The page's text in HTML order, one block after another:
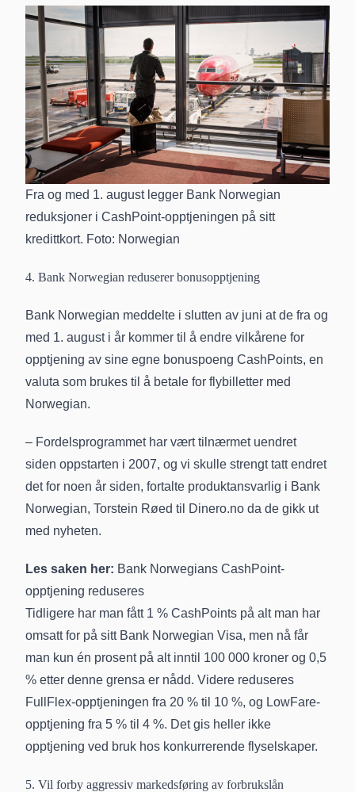
Fra og med 1. august legger Bank Norwegian
reduksjoner i CashPoint-opptjeningen på sitt
kredittkort. Foto: Norwegian
4. Bank Norwegian reduserer bonusopptjening
Bank Norwegian meddelte i slutten av juni at de fra og
med 1. august i år kommer til å endre vilkårene for
opptjening av sine egne bonuspoeng CashPoints, en
valuta som brukes til å betale for flybilletter med
Norwegian.
– Fordelsprogrammet har vært tilnærmet uendret
siden oppstarten i 2007, og vi skulle strengt tatt endret
det for noen år siden, fortalte produktansvarlig i Bank
Norwegian, Torstein Røed til Dinero.no da de gikk ut
med nyheten.
Les saken her: Bank Norwegians CashPoint-
opptjening reduseres
Tidligere har man fått 1 % CashPoints på alt man har
omsatt for på sitt Bank Norwegian Visa, men nå får
man kun én prosent på alt inntil 100 000 kroner og 0,5
% etter denne grensa er nådd. Videre reduseres
FullFlex-opptjeningen fra 20 % til 10 %, og LowFare-
opptjening fra 5 % til 4 %. Det gis heller ikke
opptjening ved bruk hos konkurrerende flyselskaper.
5. Vil forby aggressiv markedsføring av forbrukslån